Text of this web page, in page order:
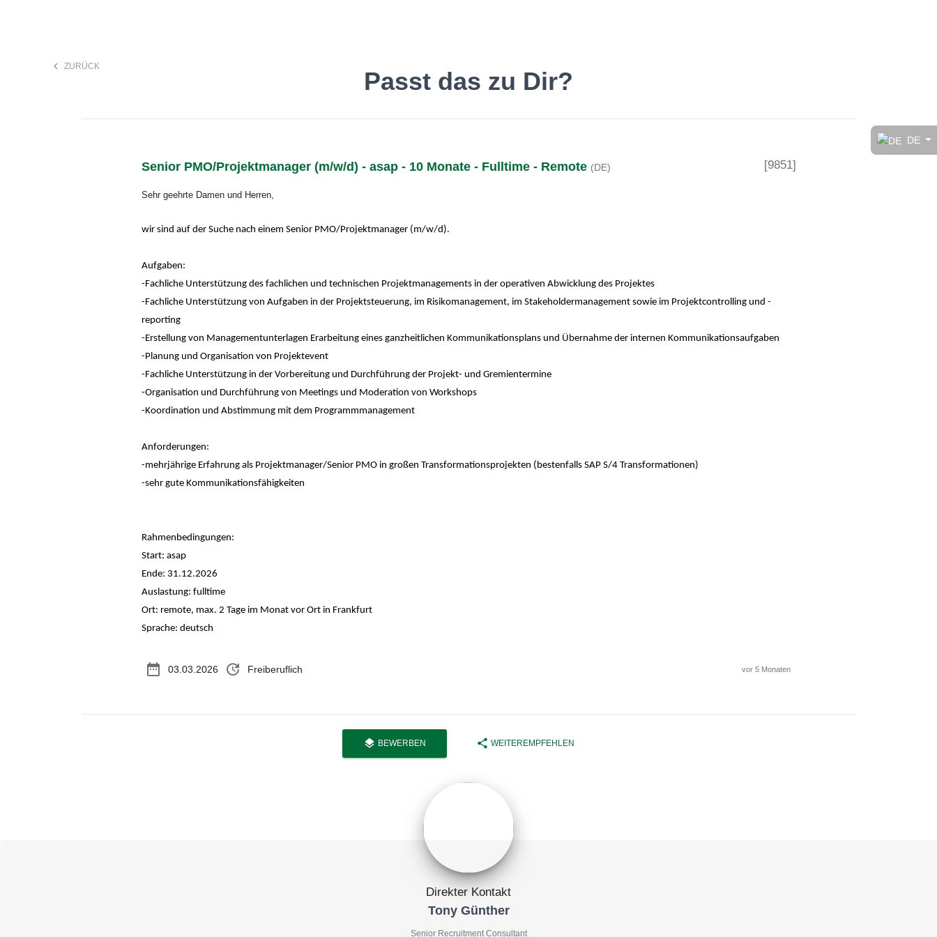
DE
Finde den Job, der Dir gefällt!
keyboard_arrow_left ZURÜCK
Passt das zu Dir?
Senior PMO/Projektmanager (m/w/d) - asap - 10 Monate - Fulltime - Remote (DE) [9851]
Sehr geehrte Damen und Herren,
wir sind auf der Suche nach einem Senior PMO/Projektmanager (m/w/d).
Aufgaben:
-Fachliche Unterstützung des fachlichen und technischen Projektmanagements in der operativen Abwicklung des Projektes
-Fachliche Unterstützung von Aufgaben in der Projektsteuerung, im Risikomanagement, im Stakeholdermanagement sowie im Projektcontrolling und -
reporting
-Erstellung von Managementunterlagen Erarbeitung eines ganzheitlichen Kommunikationsplans und Übernahme der internen Kommunikationsaufgaben
-Planung und Organisation von Projektevent
-Fachliche Unterstützung in der Vorbereitung und Durchführung der Projekt- und Gremientermine
-Organisation und Durchführung von Meetings und Moderation von Workshops
-Koordination und Abstimmung mit dem Programmmanagement
Anforderungen:
-mehrjährige Erfahrung als Projektmanager/Senior PMO in großen Transformationsprojekten (bestenfalls SAP S/4 Transformationen)
-sehr gute Kommunikationsfähigkeiten
Rahmenbedingungen:
Start: asap
Ende: 31.12.2026
Auslastung: fulltime
Ort: remote, max. 2 Tage im Monat vor Ort in Frankfurt
Sprache: deutsch
date_range 03.03.2026 update Freiberuflich vor 5 Monaten
layers BEWERBEN share WEITEREMPFEHLEN
Direkter Kontakt
Tony Günther
Senior Recruitment Consultant